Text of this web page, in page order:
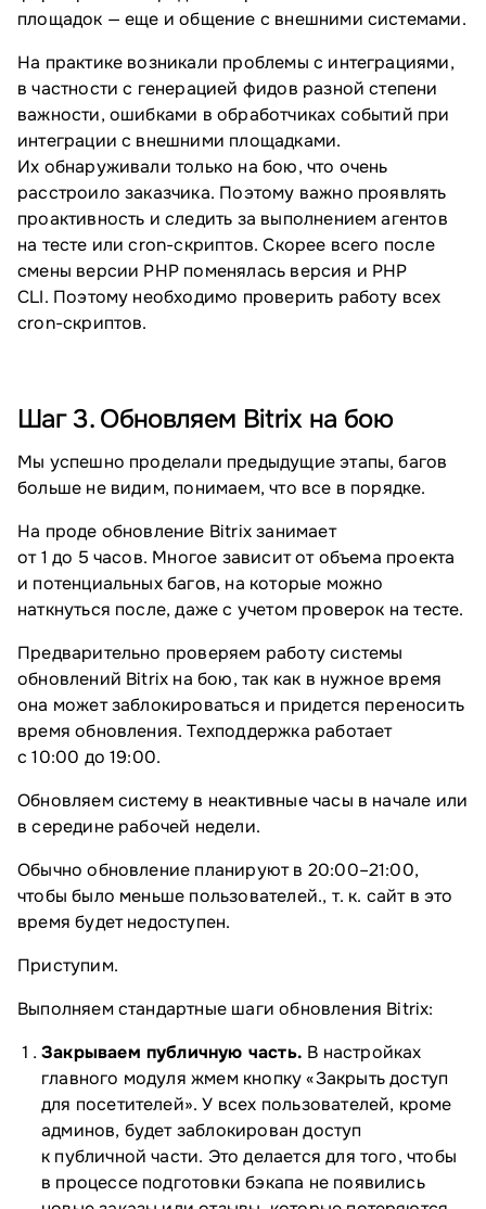
площадок — еще и общение с внешними системами.
На практике возникали проблемы с интеграциями,
в частности с генерацией фидов разной степени
важности, ошибками в обработчиках событий при
интеграции с внешними площадками.
Их обнаруживали только на бою, что очень
расстроило заказчика. Поэтому важно проявлять
проактивность и следить за выполнением агентов
на тесте или cron-скриптов. Скорее всего после
смены версии PHP поменялась версия и PHP
CLI. Поэтому необходимо проверить работу всех
cron-скриптов.
Шаг 3. Обновляем Bitrix на бою
Мы успешно проделали предыдущие этапы, багов
больше не видим, понимаем, что все в порядке.
На проде обновление Bitrix занимает
от 1 до 5 часов. Многое зависит от объема проекта
и потенциальных багов, на которые можно
наткнуться после, даже с учетом проверок на тесте.
Предварительно проверяем работу системы
обновлений Bitrix на бою, так как в нужное время
она может заблокироваться и придется переносить
время обновления. Техподдержка работает
с 10:00 до 19:00.
Обновляем систему в неактивные часы в начале или
в середине рабочей недели.
Обычно обновление планируют в 20:00–21:00,
чтобы было меньше пользователей., т. к. сайт в это
время будет недоступен.
Приступим.
Выполняем стандартные шаги обновления Bitrix:
Закрываем публичную часть. В настройках
главного модуля жмем кнопку «Закрыть доступ
для посетителей». У всех пользователей, кроме
админов, будет заблокирован доступ
к публичной части. Это делается для того, чтобы
в процессе подготовки бэкапа не появились